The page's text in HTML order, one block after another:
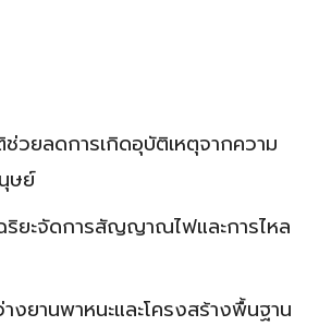
วยลดการเกิดอุบัติเหตุจากความ
ษย์
ริยะจัดการสัญญาณไฟและการไหล
งยานพาหนะและโครงสร้างพื้นฐาน